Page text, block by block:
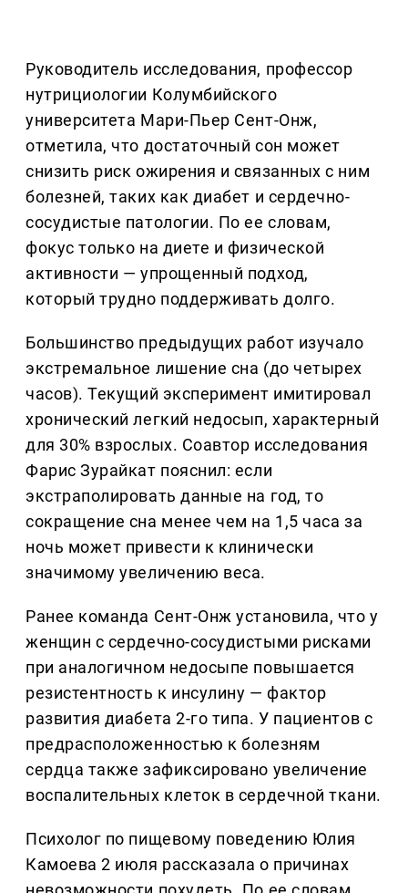
Руководитель исследования, профессор
нутрициологии Колумбийского
университета Мари-Пьер Сент-Онж,
отметила, что достаточный сон может
снизить риск ожирения и связанных с ним
болезней, таких как диабет и сердечно-
сосудистые патологии. По ее словам,
фокус только на диете и физической
активности — упрощенный подход,
который трудно поддерживать долго.
Большинство предыдущих работ изучало
экстремальное лишение сна (до четырех
часов). Текущий эксперимент имитировал
хронический легкий недосып, характерный
для 30% взрослых. Соавтор исследования
Фарис Зурайкат пояснил: если
экстраполировать данные на год, то
сокращение сна менее чем на 1,5 часа за
ночь может привести к клинически
значимому увеличению веса.
Ранее команда Сент-Онж установила, что у
женщин с сердечно-сосудистыми рисками
при аналогичном недосыпе повышается
резистентность к инсулину — фактор
развития диабета 2-го типа. У пациентов с
предрасположенностью к болезням
сердца также зафиксировано увеличение
воспалительных клеток в сердечной ткани.
Психолог по пищевому поведению Юлия
Камоева 2 июля рассказала о причинах